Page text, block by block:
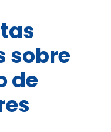
sobre
de